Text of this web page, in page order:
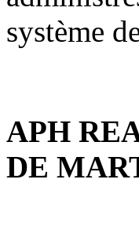
système
APH
DE